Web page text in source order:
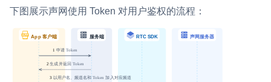
互动白板
快速实现多人实时互动白板协作
微呼叫 NEW
实现智能硬件和微信小程序之间的实时音视频互通
下图展示声网使用 Token 对用户鉴权的流程：